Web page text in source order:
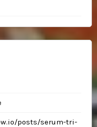
posts/serum-tri-